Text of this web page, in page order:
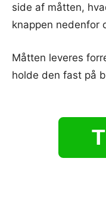
side af måtten,
knappen nedenfor
Måtten leveres
holde den fast på